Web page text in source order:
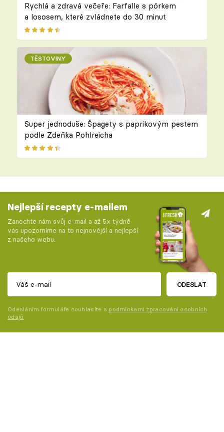
Rychlá a zdravá večeře: Farfalle s pórkem
a lososem, které zvládnete do 30 minut
TĚSTOVINY
Super jednoduše: Špagety s paprikovým pestem
podle Zdeňka Pohlreicha
Nejlepší recepty e-mailem
Zanechte nám svůj e-mail a až 5x týdně
vás upozorníme na to nejnovější a nejlepší
z našeho webu.
ODESLAT
Odesláním formuláře souhlasíte s podmínkami zpracování osobních
údajů